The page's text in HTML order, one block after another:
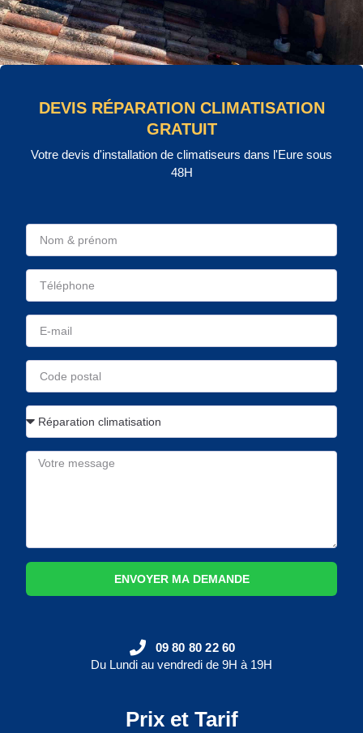
DEVIS RÉPARATION CLIMATISATION
GRATUIT
Votre devis d'installation de climatiseurs dans l'Eure sous
48H
ENVOYER MA DEMANDE
09 80 80 22 60
Du Lundi au vendredi de 9H à 19H
Prix et Tarif